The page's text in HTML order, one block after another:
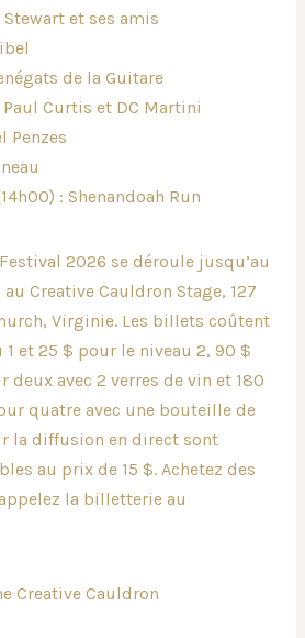
Stewart et ses amis
de la Guitare
Paul Curtis et DC Martini
Penzes
: Shenandoah Run
2026 se déroule jusqu’au
Creative Cauldron Stage, 127
Virginie. Les billets coûtent
et 25 $ pour le niveau 2, 90 $
deux avec 2 verres de vin et 180
quatre avec une bouteille de
la diffusion en direct sont
au prix de 15 $. Achetez des
la billetterie au
Creative Cauldron